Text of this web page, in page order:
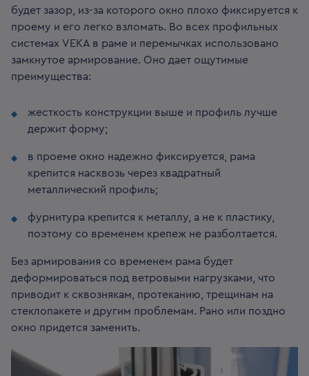
будет зазор, из-за которого окно плохо фиксируется к
проему и его легко взломать. Во всех профильных
системах VEKA в раме и перемычках использовано
замкнутое армирование. Оно дает ощутимые
преимущества:
жесткость конструкции выше и профиль лучше
держит форму;
в проеме окно надежно фиксируется, рама
крепится насквозь через квадратный
металлический профиль;
фурнитура крепится к металлу, а не к пластику,
поэтому со временем крепеж не разболтается.
Без армирования со временем рама будет
деформироваться под ветровыми нагрузками, что
приводит к сквознякам, протеканию, трещинам на
стеклопакете и другим проблемам. Рано или поздно
окно придется заменить.